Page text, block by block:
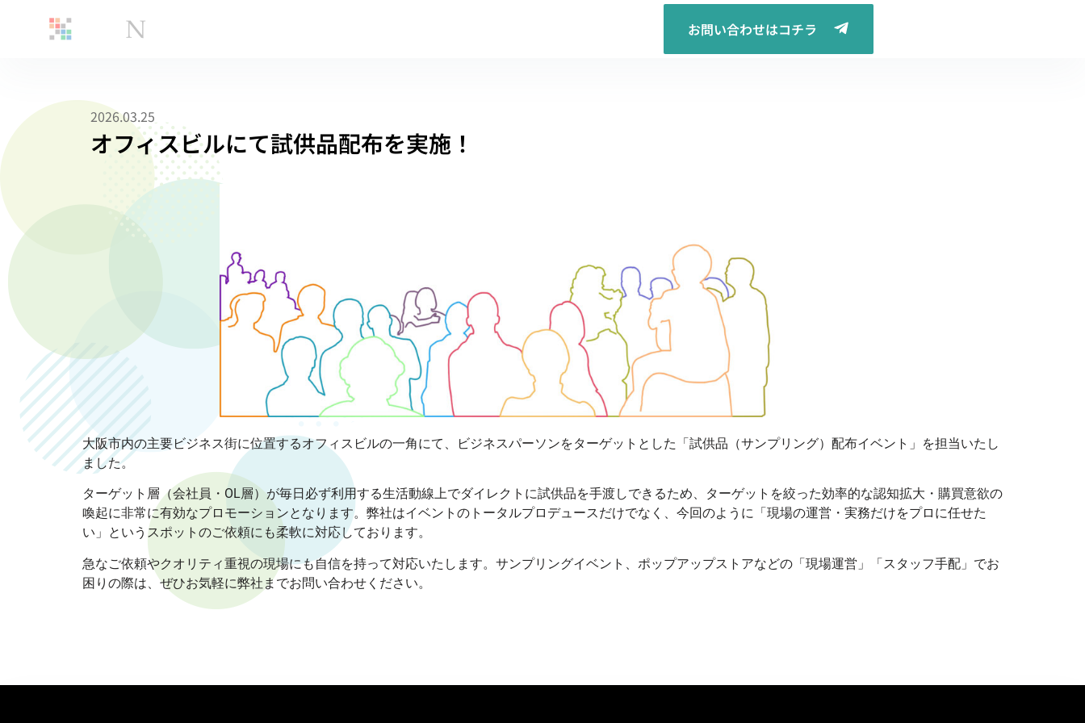
お問い合わせはコチラ
2026.03.25
オフィスビルにて試供品配布を実施！
大阪市内の主要ビジネス街に位置するオフィスビルの一角にて、ビジネスパーソンをターゲットとした「試供品（サンプリング）配布イベント」を担当いたし
ました。
ターゲット層（会社員・OL層）が毎日必ず利用する生活動線上でダイレクトに試供品を手渡しできるため、ターゲットを絞った効率的な認知拡大・購買意欲の
喚起に非常に有効なプロモーションとなります。弊社はイベントのトータルプロデュースだけでなく、今回のように「現場の運営・実務だけをプロに任せた
い」というスポットのご依頼にも柔軟に対応しております。
急なご依頼やクオリティ重視の現場にも自信を持って対応いたします。サンプリングイベント、ポップアップストアなどの「現場運営」「スタッフ手配」でお
困りの際は、ぜひお気軽に弊社までお問い合わせください。